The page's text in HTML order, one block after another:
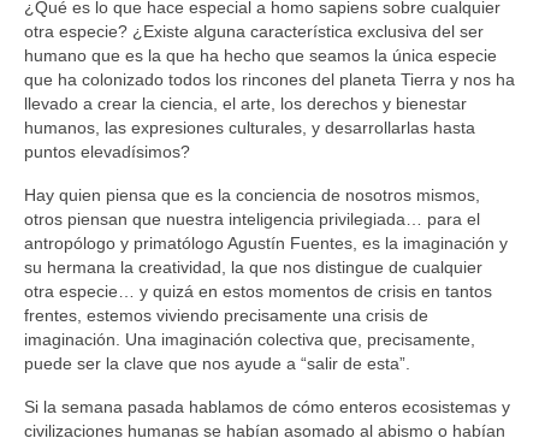
Especiales
Sobre mí
Contacto
¿Qué es lo que hace especial a homo sapiens sobre cualquier
otra especie? ¿Existe alguna característica exclusiva del ser
humano que es la que ha hecho que seamos la única especie
que ha colonizado todos los rincones del planeta Tierra y nos ha
llevado a crear la ciencia, el arte, los derechos y bienestar
humanos, las expresiones culturales, y desarrollarlas hasta
puntos elevadísimos?
Hay quien piensa que es la conciencia de nosotros mismos,
otros piensan que nuestra inteligencia privilegiada… para el
antropólogo y primatólogo Agustín Fuentes, es la imaginación y
su hermana la creatividad, la que nos distingue de cualquier
otra especie… y quizá en estos momentos de crisis en tantos
frentes, estemos viviendo precisamente una crisis de
imaginación. Una imaginación colectiva que, precisamente,
puede ser la clave que nos ayude a “salir de esta”.
Si la semana pasada hablamos de cómo enteros ecosistemas y
civilizaciones humanas se habían asomado al abismo o habían